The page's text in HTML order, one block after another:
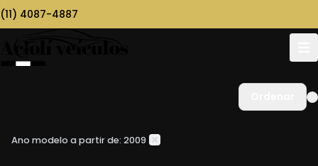
(11) 4087-4887
Ano modelo a partir de: 2009